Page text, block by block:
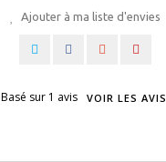
Ajouter à ma liste d'envies
Basé sur 1 avis VOIR LES AVIS